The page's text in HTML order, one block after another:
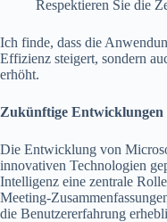
Respektieren Sie die
Ich finde, dass die
Effizienz steigert, sondern
erhöht.
Zukünftige Entwicklungen
Die Entwicklung von
innovativen Technologien
Intelligenz eine zentrale
Meeting-
die Benutzererfahrung